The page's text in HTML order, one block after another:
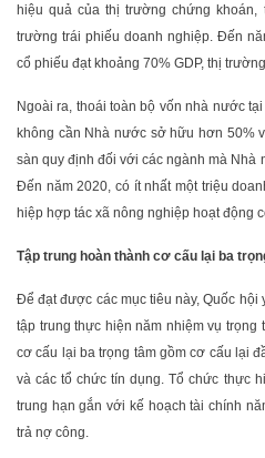
hiệu quả của thị trường chứng
trường trái phiếu doanh nghiệp. Đến
cổ phiếu đạt khoảng 70% GDP, thị
Ngoài ra, thoái toàn bộ vốn nhà nước
không cần Nhà nước sở hữu hơn 50%
sàn quy định đối với các ngành mà Nhà
Đến năm 2020, có ít nhất một triệu
hiệp hợp tác xã nông nghiệp hoạt động
Tập trung hoàn thành cơ cấu lại ba
Để đạt được các mục tiêu này, Quốc hội
tập trung thực hiện năm nhiệm vụ trọng
cơ cấu lại ba trọng tâm gồm cơ cấu lại
và các tổ chức tín dụng. Tổ chức thực
trung hạn gắn với kế hoạch tài chính
trả nợ công.